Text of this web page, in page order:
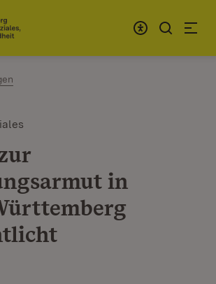
in